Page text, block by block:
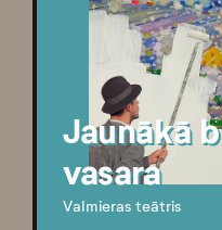
Jaunākā
vasara
Valmieras teātris